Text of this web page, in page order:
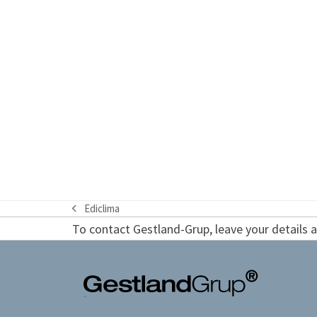
previous
post:
Ediclima
To contact Gestland-Grup, leave your details